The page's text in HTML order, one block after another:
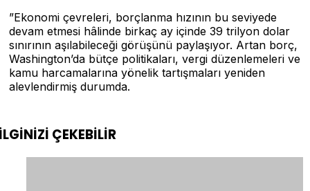
”Ekonomi çevreleri, borçlanma hızının bu seviyede
devam etmesi hâlinde birkaç ay içinde 39 trilyon dolar
sınırının aşılabileceği görüşünü paylaşıyor. Artan borç,
Washington’da bütçe politikaları, vergi düzenlemeleri ve
kamu harcamalarına yönelik tartışmaları yeniden
alevlendirmiş durumda.
ÇEKEBİLİR